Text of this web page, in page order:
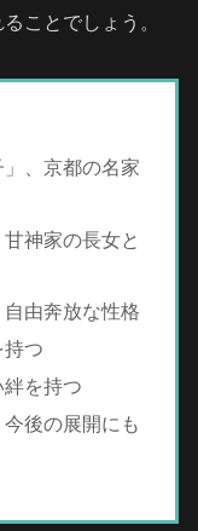
ことでしょう。
、京都の名家
神家の長女と
由奔放な性格
つ
を持つ
後の展開にも